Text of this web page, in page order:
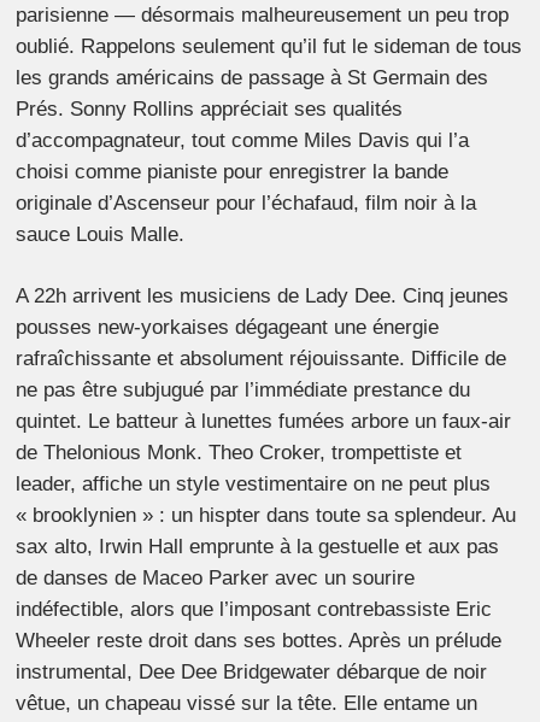
parisienne — désormais malheureusement un peu trop
oublié. Rappelons seulement qu’il fut le sideman de tous
les grands américains de passage à St Germain des
Prés. Sonny Rollins appréciait ses qualités
d’accompagnateur, tout comme Miles Davis qui l’a
choisi comme pianiste pour enregistrer la bande
originaled’Ascenseur pour l’échafaud, film noir à la
sauce Louis Malle.
A 22h arrivent les musiciens de Lady Dee. Cinq jeunes
pousses new-yorkaises dégageant une énergie
rafraîchissante et absolument réjouissante. Difficile de
ne pas être subjugué par l’immédiate prestance du
quintet. Le batteur à lunettes fumées arbore un faux-air
de Thelonious Monk. Theo Croker, trompettiste et
leader, affiche un style vestimentaire on ne peut plus
« brooklynien » : un hispter dans toute sa splendeur. Au
sax alto, Irwin Hall emprunte à la gestuelle et aux pas
de danses de Maceo Parker avec un sourire
indéfectible, alors que l’imposant contrebassiste Eric
Wheeler reste droit dans ses bottes. Après un prélude
instrumental, Dee Dee Bridgewater débarque de noir
vêtue, un chapeau vissé sur la tête. Elle entame un